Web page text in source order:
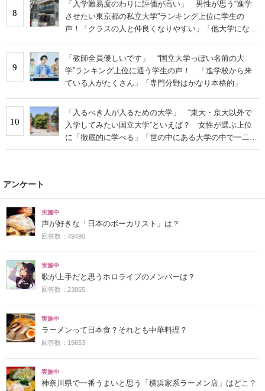
8
「入学難易度のわりに評価が高い」 男性が思う“進学
させたい東京都の私立大学”ランキング上位に学生の
声！「クラスの人と仲良くなりやすい」「他大学にない
9
「教師全員優しいです」 “国立大学っぽい名前の大
学”ランキング上位に通う学生の声！ 「進学校から来
ている人がたくさん」「専門分野はかなり本格的」
10
「入るべき人が入るための大学」 “東大・京大以外で
入学してみたい国立大学”といえば？ 女性が選ぶ上位
に「徹底的に学べる」「世の中にある大学の中で一二を
争うレベルの先端設備」の声
アンケート
実施中
声が好きな「日本のボーカリスト」は？
回答数：49490
実施中
歌が上手だと思うホロライブのメンバーは？
回答数：23865
実施中
ラーメンって日本食？それとも中華料理？
回答数：19653
実施中
神奈川県で一番うまいと思う「横浜家系ラーメン店」はどこ？